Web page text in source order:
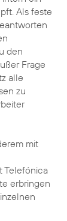
Als feste
den
Frage
alle
zu
mit
Telefónica
erbringen